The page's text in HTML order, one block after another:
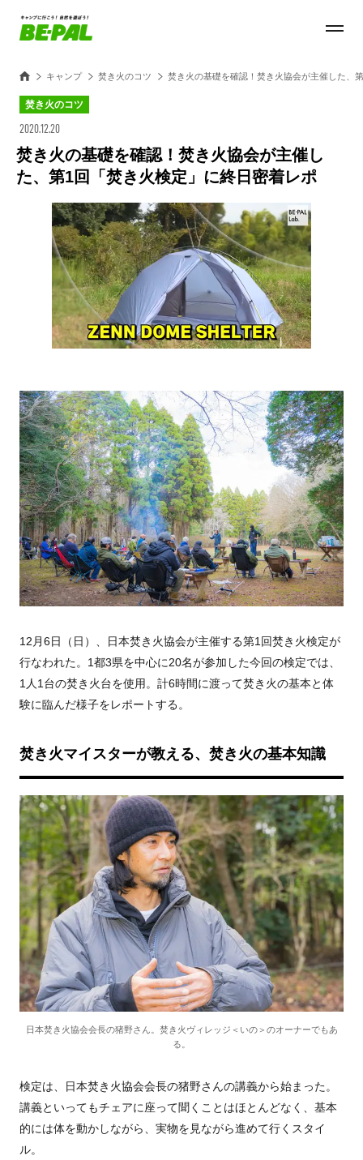
キャンプ 焚き火のコツ 焚き火の基礎を確認！焚き火協会が主催した、
焚き火のコツ
2020.12.20
焚き火の基礎を確認！焚き火協会が主催し
た、第1回「焚き火検定」に終日密着レポ
12月6日（日）、日本焚き火協会が主催する第1回焚き火検定が
行なわれた。1都3県を中心に20名が参加した今回の検定では、
1人1台の焚き火台を使用。計6時間に渡って焚き火の基本と体
験に臨んだ様子をレポートする。
焚き火マイスターが教える、焚き火の基本知識
日本焚き火協会会長の猪野さん。焚き火ヴィレッジ＜いの＞のオーナーでもあ
る。
検定は、日本焚き火協会会長の猪野さんの講義から始まった。
講義といってもチェアに座って聞くことはほとんどなく、基本
的には体を動かしながら、実物を見ながら進めて行くスタイ
ル。